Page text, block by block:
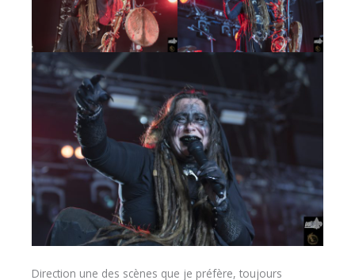
Direction une des scènes que je préfère, toujours